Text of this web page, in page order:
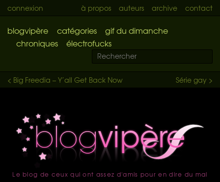
connexion à propos auteurs archive contact
blogvipère catégories
gif du dimanche
chroniques
électrofucks
Série gay >
< Big Freedia – Y’all Get Back Now
accueil
Le blog de ceux qui ont assez d'amis pour en dire du mal